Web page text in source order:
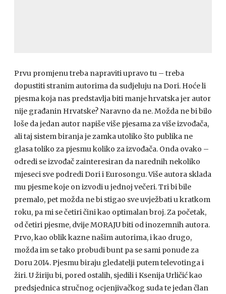
Prvu promjenu treba napraviti upravo tu – treba
dopustiti stranim autorima da sudjeluju na Dori. Hoće li
pjesma koja nas predstavlja biti manje hrvatska jer autor
nije građanin Hrvatske? Naravno da ne. Možda ne bi bilo
loše da jedan autor napiše više pjesama za više izvođača,
ali taj sistem biranja je zamka utoliko što publika ne
glasa toliko za pjesmu koliko za izvođača. Onda ovako –
odredi se izvođač zainteresiran da narednih nekoliko
mjeseci sve podredi Dori i Eurosongu. Više autora sklada
mu pjesme koje on izvodi u jednoj večeri. Tri bi bile
premalo, pet možda ne bi stigao sve uvježbati u kratkom
roku, pa mi se četiri čini kao optimalan broj. Za početak,
od četiri pjesme, dvijeMORAJUbiti od inozemnih autora.
Prvo, kao oblik kazne našim autorima, i kao drugo,
možda im se tako probudi bunt pa se sami ponude za
Doru 2014. Pjesmu biraju gledatelji putem televotinga i
žiri. U žiriju bi, pored ostalih, sjedili i Ksenija Urličić kao
predsjednica stručnog ocjenjivačkog suda te jedan član